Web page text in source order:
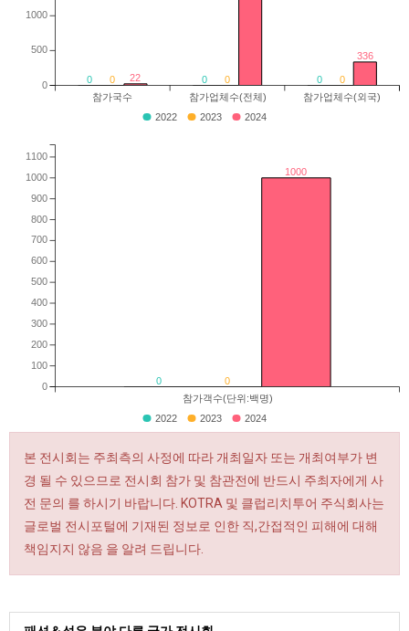
0 0 0
0 0 0
22
336
참가국수 참가업체수(전체) 참가업체수(외국)
0
500
1000
2022 2023 2024
0 0
1000
참가객수(단위:백명)
0
100
200
300
400
500
600
700
800
900
1000
1100
2022 2023 2024
본 전시회는 주최측의 사정에 따라 개최일자 또는 개최여부가 변
경 될 수 있으므로 전시회 참가 및 참관전에 반드시 주최자에게 사
전 문의 를 하시기 바랍니다. KOTRA 및 클럽리치투어 주식회사는
글로벌 전시포털에 기재된 정보로 인한 직,간접적인 피해에 대해
책임지지 않음 을 알려 드립니다.